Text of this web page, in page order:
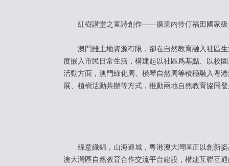
紅樹講堂之童詩創作——廣東内伶仃福田國家級
澳門雖土地資源有限，卻在自然教育融入社區生
度嵌入市民日常生活，構建起以社區爲基點、以校
活動方面，澳門綠化周、橫琴自然周等積極融入粵
展、植樹活動共辦等方式，推動兩地自然教育協同
綠意織錦，山海連城，粵港澳大灣區正以創新姿
澳大灣區自然教育合作交流平台建設，構建互聯互